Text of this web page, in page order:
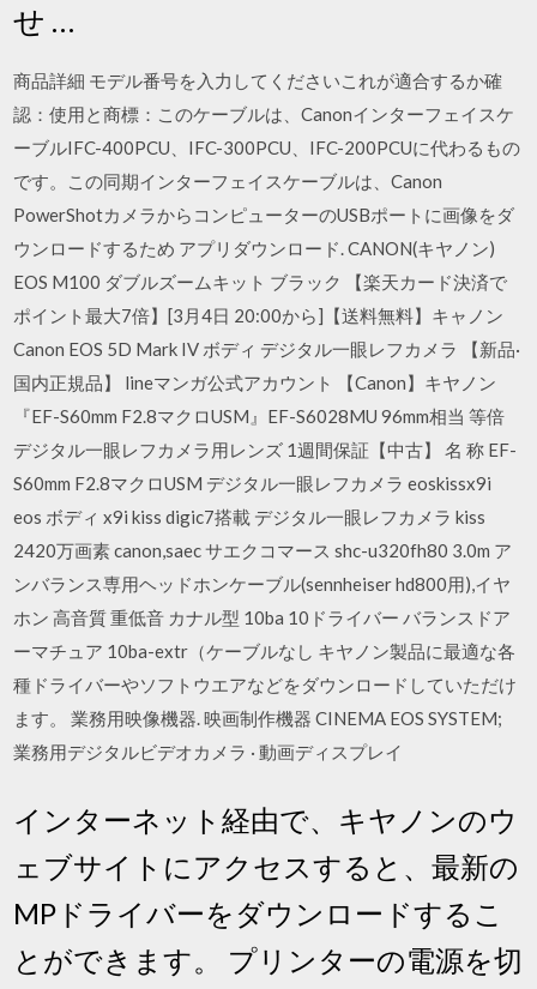
せ …
商品詳細 モデル番号を入力してくださいこれが適合するか確
認：使用と商標：このケーブルは、Canonインターフェイスケ
ーブルIFC-400PCU、IFC-300PCU、IFC-200PCUに代わるもの
です。この同期インターフェイスケーブルは、Canon
PowerShotカメラからコンピューターのUSBポートに画像をダ
ウンロードするため アプリダウンロード. CANON(キヤノン)
EOS M100 ダブルズームキット ブラック 【楽天カード決済で
ポイント最大7倍】[3月4日 20:00から]【送料無料】キャノン
Canon EOS 5D Mark IV ボディ デジタル一眼レフカメラ 【新品·
国内正規品】 lineマンガ公式アカウント 【Canon】キヤノン
『EF-S60mm F2.8マクロUSM』EF-S6028MU 96mm相当 等倍
デジタル一眼レフカメラ用レンズ 1週間保証【中古】 名 称 EF-
S60mm F2.8マクロUSM デジタル一眼レフカメラ eoskissx9i
eos ボディ x9i kiss digic7搭載 デジタル一眼レフカメラ kiss
2420万画素 canon,saec サエクコマース shc-u320fh80 3.0m ア
ンバランス専用ヘッドホンケーブル(sennheiser hd800用),イヤ
ホン 高音質 重低音 カナル型 10ba 10ドライバー バランスドア
ーマチュア 10ba-extr（ケーブルなし キヤノン製品に最適な各
種ドライバーやソフトウエアなどをダウンロードしていただけ
ます。 業務用映像機器. 映画制作機器 CINEMA EOS SYSTEM;
業務用デジタルビデオカメラ · 動画ディスプレイ
インターネット経由で、キヤノンのウ
ェブサイトにアクセスすると、最新の
MPドライバーをダウンロードするこ
とができます。 プリンターの電源を切